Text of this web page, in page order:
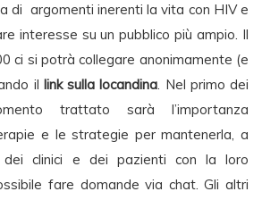
di argomenti inerenti la vita con HIV e
interesse su un pubblico più ampio. Il
ci si potrà collegare anonimamente (e
il link sulla locandina. Nel primo dei
trattato sarà l’importanza
e le strategie per mantenerla, a
dei clinici e dei pazienti con la loro
fare domande via chat. Gli altri